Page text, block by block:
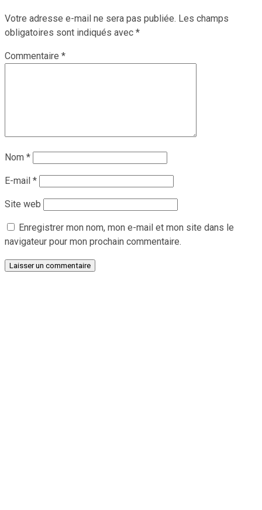
Votre adresse e-mail ne sera pas publiée. Les champs
obligatoires sont indiqués avec *
Commentaire *
Nom *
E-mail *
Site web
Enregistrer mon nom, mon e-mail et mon site dans le
navigateur pour mon prochain commentaire.